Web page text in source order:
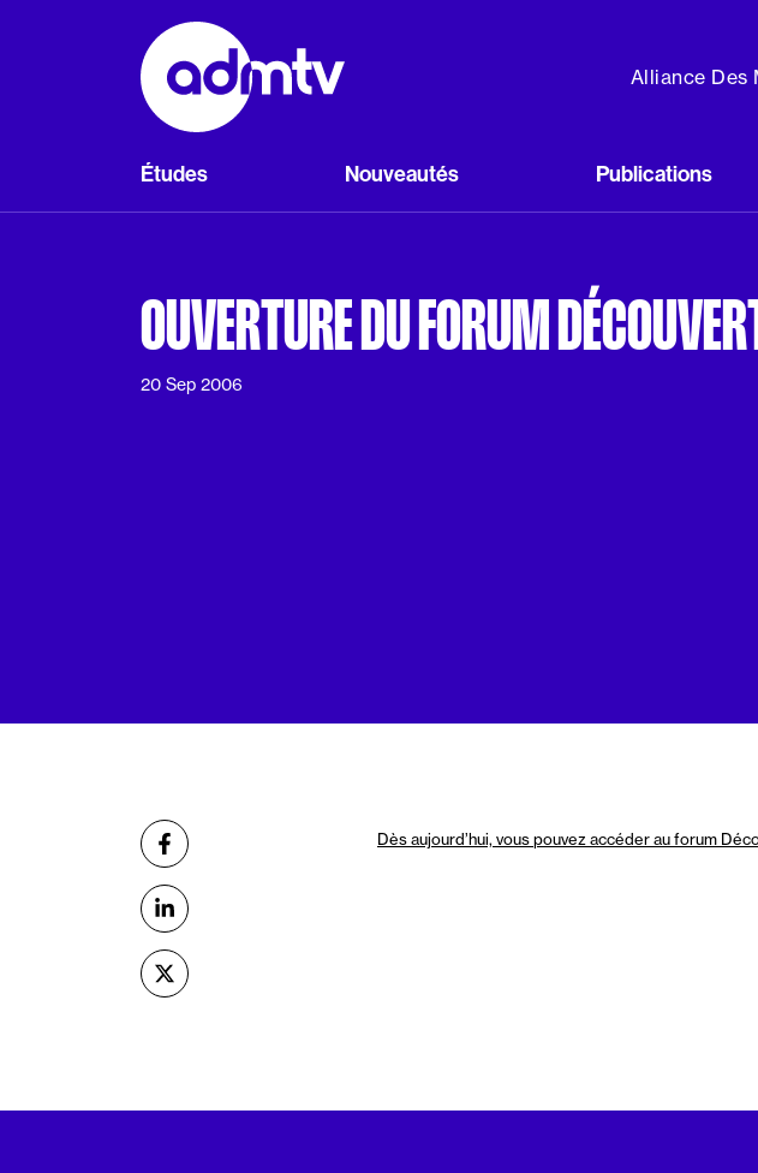
Aller au contenu principal
Alliance Des
Études Nouveautés Publications
OUVERTURE DU FORUM
20 Sep 2006
Partager
sur Facebook
sur Linkedin
sur X (Twitter)
Dès aujourd’hui, vous pouvez accéder au forum